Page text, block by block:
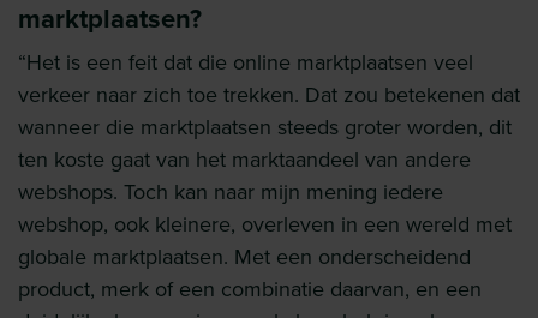
marktplaatsen?
“Het is een feit dat die online marktplaatsen veel
verkeer naar zich toe trekken. Dat zou betekenen dat
wanneer die marktplaatsen steeds groter worden, dit
ten koste gaat van het marktaandeel van andere
webshops. Toch kan naar mijn mening iedere
webshop, ook kleinere, overleven in een wereld met
globale marktplaatsen. Met een onderscheidend
product, merk of een combinatie daarvan, en een